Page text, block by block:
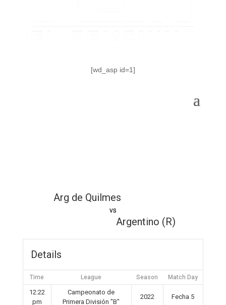
[wd_asp id=1]
Arg de Quilmes
vs
Argentino (R)
Details
Time League Season Match Day
12:22
pm
Campeonato de
Primera División "B"
2022 Fecha 5